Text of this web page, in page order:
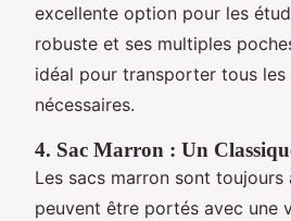
excellente option pour les
robuste et ses multiples
idéal pour transporter tous les
nécessaires.
4. Sac Marron : Un
Les sacs marron sont toujours
peuvent être portés avec une